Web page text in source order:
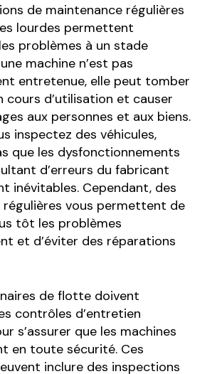
de maintenance régulières
lourdes permettent
problèmes à un stade
machine n’est pas
entretenue, elle peut tomber
cours d’utilisation et causer
aux personnes et aux biens.
inspectez des véhicules,
que les dysfonctionnements
d’erreurs du fabricant
inévitables. Cependant, des
vous permettent de
tôt les problèmes
et d’éviter des réparations
de flotte doivent
contrôles d’entretien
s’assurer que les machines
en toute sécurité. Ces
inclure des inspections